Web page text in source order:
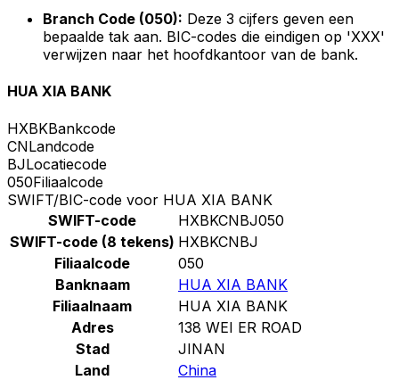
Branch Code (050): Deze 3 cijfers geven een
bepaalde tak aan. BIC-codes die eindigen op 'XXX'
verwijzen naar het hoofdkantoor van de bank.
HUA XIA BANK
HXBKBankcode
CNLandcode
BJLocatiecode
050Filiaalcode
SWIFT/BIC-code voor HUA XIA BANK
SWIFT-code
HXBKCNBJ050
SWIFT-code (8 tekens) HXBKCNBJ
Filiaalcode
050
Banknaam
HUA XIA BANK
Filiaalnaam
HUA XIA BANK
Adres
138 WEI ER ROAD
Stad
JINAN
Land
China